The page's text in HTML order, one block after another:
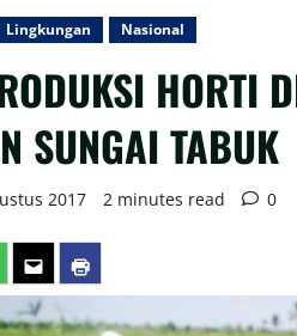
Lingkungan Nasional
HORTI
SUNGAI TABUK
2017 2 minutes read 0